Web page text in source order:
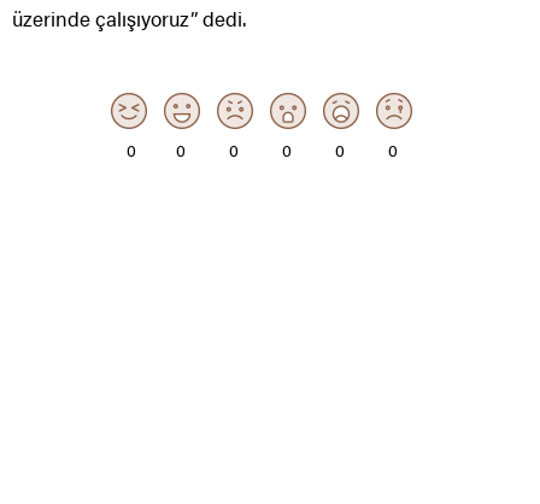
üzerinde çalışıyoruz” dedi.
0 0 0 0 0 0